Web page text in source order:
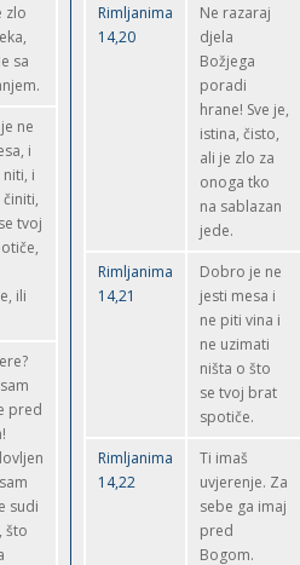
zlo
sa
ne
i
i
tvoj
ili
pred
sudi
što
Rimljanima
14,20
Ne razaraj
djela
Božjega
poradi
hrane! Sve je,
istina, čisto,
ali je zlo za
onoga tko
na sablazan
jede.
Rimljanima
14,21
Dobro je ne
jesti mesa i
ne piti vina i
ne uzimati
ništa o što
se tvoj brat
spotiče.
Rimljanima
14,22
Ti imaš
uvjerenje. Za
sebe ga imaj
pred
Bogom.